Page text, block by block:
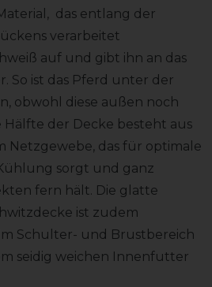
das entlang der
verarbeitet
auf und gibt ihn an das
So ist das Pferd unter der
obwohl diese außen noch
der Decke besteht aus
Netzgewebe, das für optimale
sorgt und ganz
fern hält. Die glatte
ist zudem
Schulter- und Brustbereich
seidig weichen Innenfutter